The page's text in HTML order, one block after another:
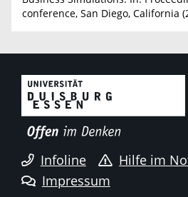
conference, San Diego, California
Infoline
Hilfe im
Impressum